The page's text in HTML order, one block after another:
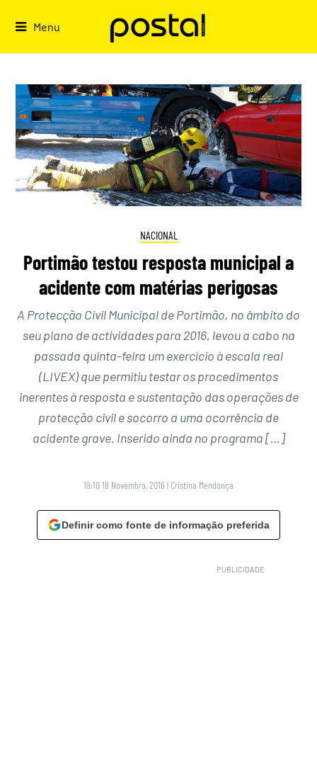
Menu
NACIONAL
Portimão testou resposta municipal a
acidente com matérias perigosas
A Protecção Civil Municipal de Portimão, no âmbito do
seu plano de actividades para 2016, levou a cabo na
passada quinta-feira um exercício à escala real
(LIVEX) que permitiu testar os procedimentos
inerentes à resposta e sustentação das operações de
protecção civil e socorro a uma ocorrência de
acidente grave. Inserido ainda no programa […]
19:10 18 Novembro, 2016 | Cristina Mendonça
Definir como fonte de informação preferida